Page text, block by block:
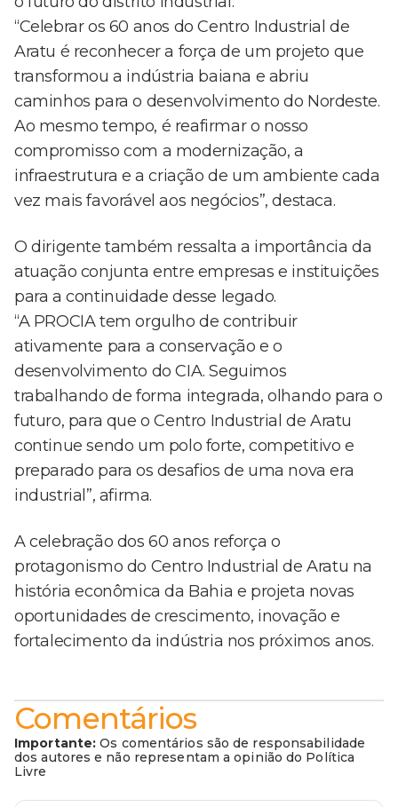
“Celebrar os 60 anos do Centro Industrial de
Aratu é reconhecer a força de um projeto que
transformou a indústria baiana e abriu
caminhos para o desenvolvimento do Nordeste.
Ao mesmo tempo, é reafirmar o nosso
compromisso com a modernização, a
infraestrutura e a criação de um ambiente cada
vez mais favorável aos negócios”, destaca.
O dirigente também ressalta a importância da
atuação conjunta entre empresas e instituições
para a continuidade desse legado.
“A PROCIA tem orgulho de contribuir
ativamente para a conservação e o
desenvolvimento do CIA. Seguimos
trabalhando de forma integrada, olhando para o
futuro, para que o Centro Industrial de Aratu
continue sendo um polo forte, competitivo e
preparado para os desafios de uma nova era
industrial”, afirma.
A celebração dos 60 anos reforça o
protagonismo do Centro Industrial de Aratu na
história econômica da Bahia e projeta novas
oportunidades de crescimento, inovação e
fortalecimento da indústria nos próximos anos.
Comentários
Importante: Os comentários são de responsabilidade
dos autores e não representam a opinião do Política
Livre